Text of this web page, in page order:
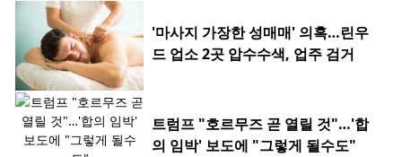
'마사지 가장한 성매매' 의혹…린우
드 업소 2곳 압수수색, 업주 검거
트럼프 "호르무즈 곧 열릴 것"…'합
의 임박' 보도에 "그렇게 될수도"